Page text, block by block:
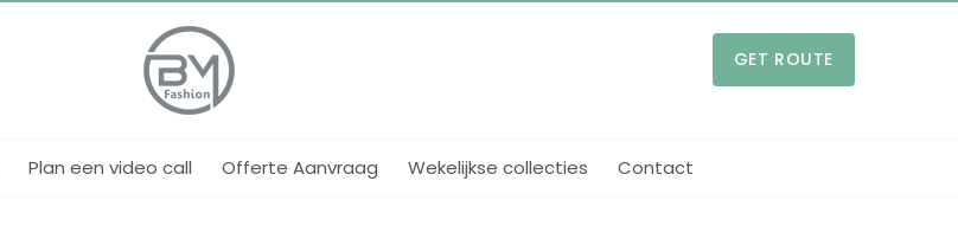
GET ROUTE
Plan een video call Offerte Aanvraag Wekelijkse collecties Contact